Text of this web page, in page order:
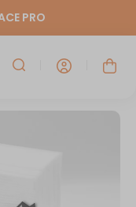
PRO